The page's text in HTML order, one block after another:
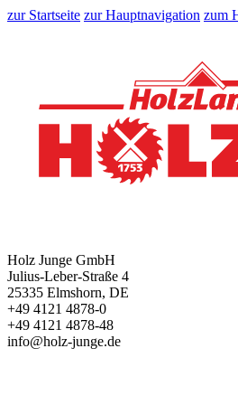
zur Startseite zur Hauptnavigation zum
Holz Junge GmbH
Julius-Leber-Straße 4
25335 Elmshorn, DE
+49 4121 4878-0
+49 4121 4878-48
info@holz-junge.de